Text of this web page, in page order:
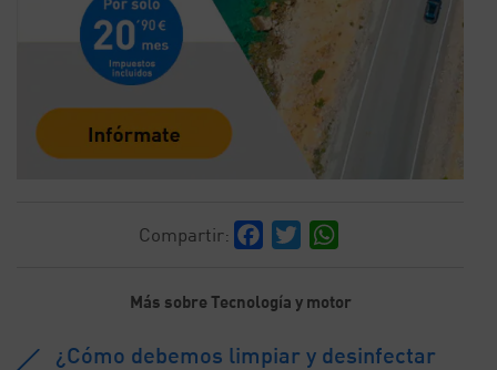
Compartir: Facebook
Twitter
Más sobre Tecnología y motor
¿Cómo debemos limpiar y desinfectar